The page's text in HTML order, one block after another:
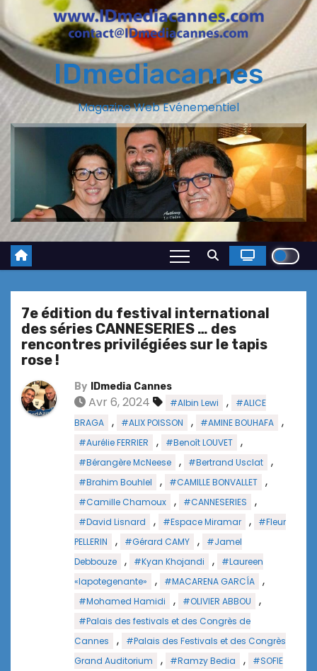
IDmediacannes
Magazine Web Evénementiel
7e édition du festival international
des séries CANNESERIES … des
rencontres privilégiées sur le tapis
rose !
By IDmedia Cannes
Avr 6, 2024 #Albin Lewi ,
#ALICE
BRAGA
, #ALIX POISSON , #AMINE BOUHAFA ,
#Aurélie FERRIER , #Benoît LOUVET ,
#Bérangère McNeese , #Bertrand Usclat ,
#Brahim Bouhlel , #CAMILLE BONVALLET ,
#Camille Chamoux , #CANNESERIES ,
#David Lisnard , #Espace Miramar ,
#Fleur
PELLERIN
, #Gérard CAMY ,
#Jamel
Debbouze
, #Kyan Khojandi ,
#Laureen
«lapotegenante»
, #MACARENA GARCÍA ,
#Mohamed Hamidi , #OLIVIER ABBOU ,
#Palais des festivals et des Congrès de
Cannes
,
#Palais des Festivals et des Congrès
Grand Auditorium
, #Ramzy Bedia ,
#SOFIE